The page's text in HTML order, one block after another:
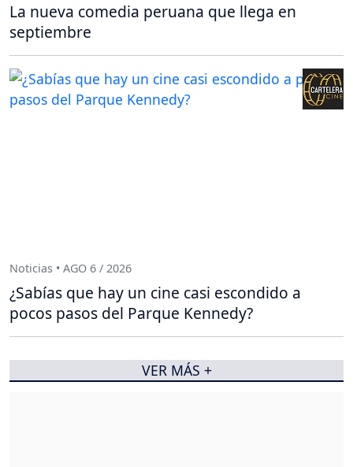
La nueva comedia peruana que llega en
septiembre
Noticias • AGO 6 / 2026
¿Sabías que hay un cine casi escondido a
pocos pasos del Parque Kennedy?
VER MÁS +